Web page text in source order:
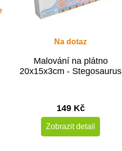
Na dotaz
Malování na plátno
20x15x3cm - Stegosaurus
149 Kč
Zobrazit detail